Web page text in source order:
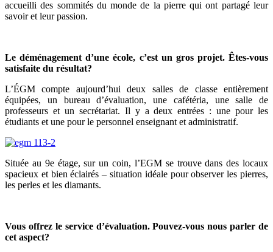
accueilli des sommités du monde de la pierre qui ont partagé leur
savoir et leur passion.
Le déménagement d’une école, c’est un gros projet. Êtes-vous
satisfaite du résultat?
L’ÉGM compte aujourd’hui deux salles de classe entièrement
équipées, un bureau d’évaluation, une cafétéria, une salle de
professeurs et un secrétariat. Il y a deux entrées : une pour les
étudiants et une pour le personnel enseignant et administratif.
Située au 9e étage, sur un coin, l’EGM se trouve dans des locaux
spacieux et bien éclairés – situation idéale pour observer les pierres,
les perles et les diamants.
Vous offrez le service d’évaluation. Pouvez-vous nous parler de
cet aspect?